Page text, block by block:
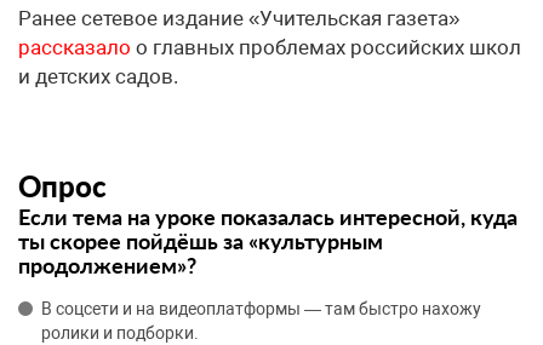
Ранее сетевое издание «Учительская газета»
рассказало о главных проблемах российских школ
и детских садов.
Опрос
Если тема на уроке показалась интересной, куда
ты скорее пойдёшь за «культурным
продолжением»?
В соцсети и на видеоплатформы — там быстро нахожу
ролики и подборки.